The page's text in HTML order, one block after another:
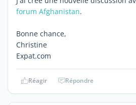
forum Afghanistan.
Bonne chance,
Christine
Expat.com
Réagir Répondre